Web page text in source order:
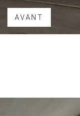
AVANT